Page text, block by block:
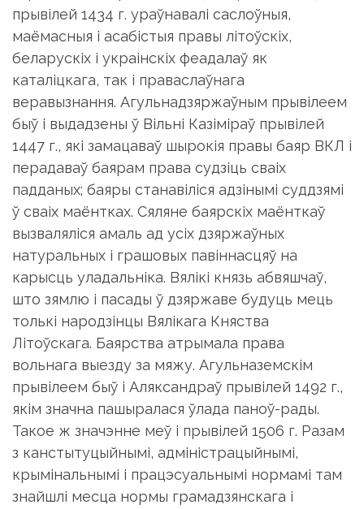
прывілей 1434 г. ураўнавалі саслоўныя,
маёмасныя і асабістыя правы літоўскіх,
беларускіх і украінскіх феадалаў як
каталіцкага, так і праваслаўнага
веравызнання. Агульнадзяржаўным прывілеем
быў і выдадзены ў Вільні Казіміраў прывілей
1447 г., які замацаваў шырокія правы баяр ВКЛ і
перадаваў баярам права судзіць сваіх
падданых; баяры станавіліся адзінымі суддзямі
ў сваіх маёнтках. Сяляне баярскіх маёнткаў
вызваляліся амаль ад усіх дзяржаўных
натуральных і грашовых павіннасцяў на
карысць уладальніка. Вялікі князь абвяшчаў,
што зямлю і пасады ў дзяржаве будуць мець
толькі народзінцы Вялікага Княства
Літоўскага. Баярства атрымала права
вольнага выезду за мяжу. Агульназемскім
прывілеем быў і Аляксандраў прывілей 1492 г.,
якім значна пашыралася ўлада паноў-рады.
Такое ж значэнне меў і прывілей 1506 г. Разам
з канстытуцыйнымі, адміністрацыйнымі,
крымінальнымі і працэсуальнымі нормамі там
знайшлі месца нормы грамадзянскага і